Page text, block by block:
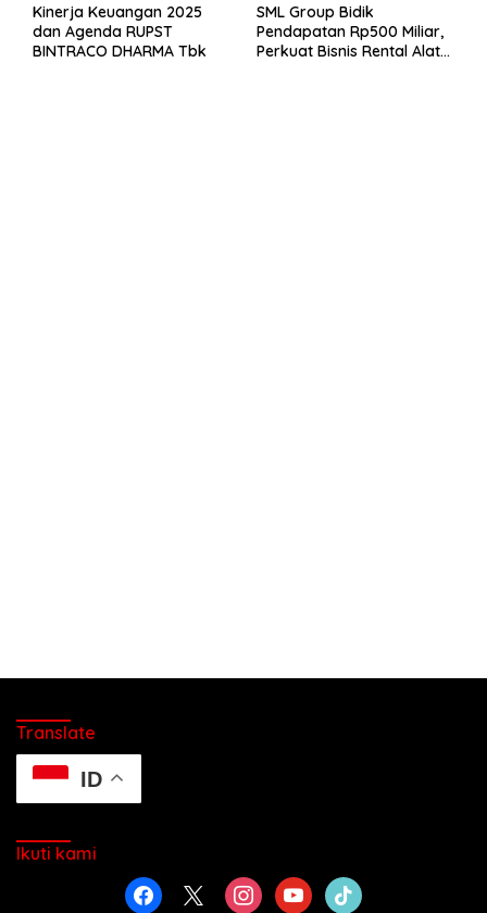
Kinerja Keuangan 2025
dan Agenda RUPST
BINTRACO DHARMA Tbk
SML Group Bidik
Pendapatan Rp500 Miliar,
Perkuat Bisnis Rental Alat
Translate
ID
Ikuti kami
facebook instagramyoutubetiktok